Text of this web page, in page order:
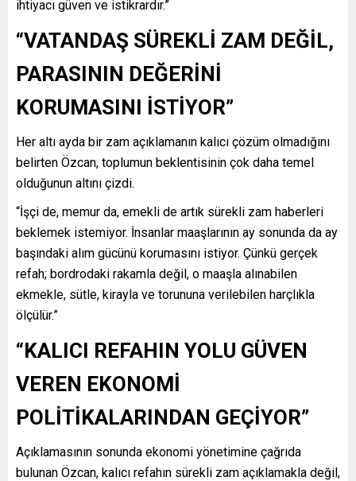
ihtiyacı güven ve istikrardır.”
“VATANDAŞ SÜREKLİ ZAM DEĞİL,
PARASININ DEĞERİNİ
KORUMASINI İSTİYOR”
Her altı ayda bir zam açıklamanın kalıcı çözüm olmadığını
belirten Özcan, toplumun beklentisinin çok daha temel
olduğunun altını çizdi.
“İşçi de, memur da, emekli de artık sürekli zam haberleri
beklemek istemiyor. İnsanlar maaşlarının ay sonunda da ay
başındaki alım gücünü korumasını istiyor. Çünkü gerçek
refah; bordrodaki rakamla değil, o maaşla alınabilen
ekmekle, sütle, kirayla ve torununa verilebilen harçlıkla
ölçülür.”
“KALICI REFAHIN YOLU GÜVEN
VEREN EKONOMİ
POLİTİKALARINDAN GEÇİYOR”
Açıklamasının sonunda ekonomi yönetimine çağrıda
bulunan Özcan, kalıcı refahın sürekli zam açıklamakla değil,